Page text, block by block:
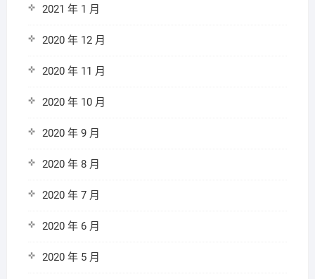
2021 年 1 月
2020 年 12 月
2020 年 11 月
2020 年 10 月
2020 年 9 月
2020 年 8 月
2020 年 7 月
2020 年 6 月
2020 年 5 月